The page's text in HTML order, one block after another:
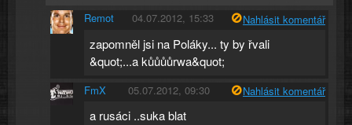
Remot 04.07.2012, 15:33 Nahlásit komentář
zapomněl jsi na Poláky... ty by řvali
&quot;...a kůůůůrwa&quot;
FmX 05.07.2012, 09:30 Nahlásit komentář
a rusáci ..suka blat